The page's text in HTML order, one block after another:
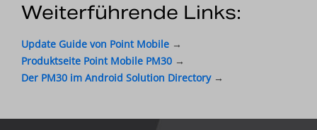
Weiterführende Links:
Update Guide von Point Mobile →
Produktseite Point Mobile PM30 →
Der PM30 im Android Solution Directory→